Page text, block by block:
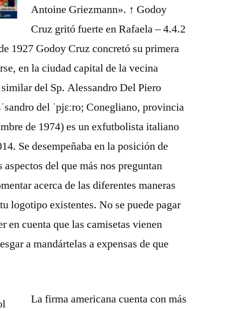
Antoine Griezmann». ↑ Godoy
Cruz gritó fuerte en Rafaela – 4.4.2
1927 Godoy Cruz concretó su primera
en la ciudad capital de la vecina
del Sp. Alessandro Del Piero
del ˈpjɛːro; Conegliano, provincia
de 1974) es un exfutbolista italiano
Se desempeñaba en la posición de
del que más nos preguntan
acerca de las diferentes maneras
logotipo existentes. No se puede pagar
en cuenta que las camisetas vienen
a mandártelas a expensas de que
La firma americana cuenta con más